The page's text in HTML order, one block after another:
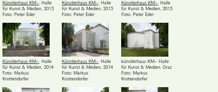
Künstlerhaus KM–, Halle
für Kunst & Medien, 2013
Foto: Peter Eder
Künstlerhaus KM–, Halle
für Kunst & Medien, 2013
Foto: Peter Eder
Künstlerhaus KM–, Halle
für Kunst & Medien, 2013
Foto: Peter Eder
Künstlerhaus KM–, Halle
für Kunst & Medien, 2014
Foto: Markus
Krottendorfer
Künstlerhaus KM–, Halle
für Kunst & Medien, 2014
Foto: Markus
Krottendorfer
künstlerhaus KM– Halle
für Kunst & Medien, Graz
Foto: Markus
Krottendorfer